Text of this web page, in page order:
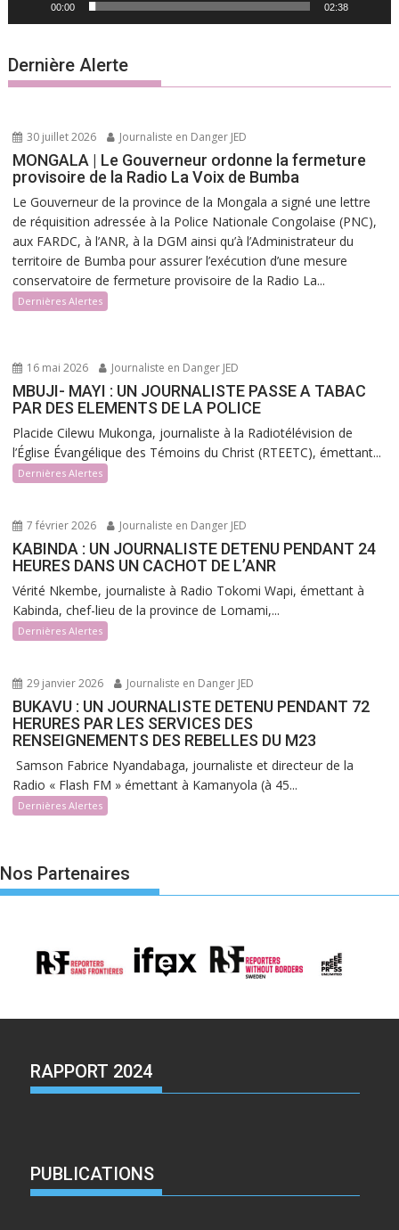
00:00 02:38
Dernière Alerte
30 juillet 2026 Journaliste en Danger JED
MONGALA | Le Gouverneur ordonne la fermeture
provisoire de la Radio La Voix de Bumba
Le Gouverneur de la province de la Mongala a signé une lettre
de réquisition adressée à la Police Nationale Congolaise (PNC),
aux FARDC, à l’ANR, à la DGM ainsi qu’à l’Administrateur du
territoire de Bumba pour assurer l’exécution d’une mesure
conservatoire de fermeture provisoire de la Radio La...
Dernières Alertes
16 mai 2026 Journaliste en Danger JED
MBUJI- MAYI : UN JOURNALISTE PASSE A TABAC
PAR DES ELEMENTS DE LA POLICE
Placide Cilewu Mukonga, journaliste à la Radiotélévision de
l’Église Évangélique des Témoins du Christ (RTEETC), émettant...
Dernières Alertes
7 février 2026 Journaliste en Danger JED
KABINDA : UN JOURNALISTE DETENU PENDANT 24
HEURES DANS UN CACHOT DE L’ANR
Vérité Nkembe, journaliste à Radio Tokomi Wapi, émettant à
Kabinda, chef-lieu de la province de Lomami,...
Dernières Alertes
29 janvier 2026 Journaliste en Danger JED
BUKAVU : UN JOURNALISTE DETENU PENDANT 72
HERURES PAR LES SERVICES DES
RENSEIGNEMENTS DES REBELLES DU M23
Samson Fabrice Nyandabaga, journaliste et directeur de la
Radio « Flash FM » émettant à Kamanyola (à 45...
Dernières Alertes
Nos Partenaires
RAPPORT 2024
PUBLICATIONS